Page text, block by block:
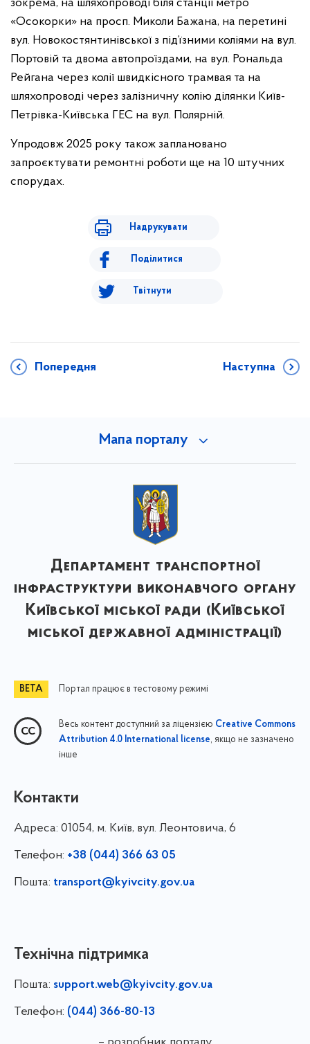
зокрема, на шляхопроводі біля станції метро
«Осокорки» на просп. Миколи Бажана, на перетині
вул. Новокостянтинівської з під’їзними коліями на вул.
Портовій та двома автопроїздами, на вул. Рональда
Рейгана через колії швидкісного трамвая та на
шляхопроводі через залізничну колію ділянки Київ-
Петрівка-Київська ГЕС на вул. Полярній.
Упродовж 2025 року також заплановано
запроєктувати ремонтні роботи ще на 10 штучних
спорудах.
Надрукувати
Поділитися
Твітнути
Попередня Наступна
Мапа порталу
Департамент транспортної
інфраструктури виконавчого органу
Київської міської ради (Київської
міської державної адміністрації)
Портал працює в тестовому режимі
Весь контент доступний за ліцензією Creative Commons
Attribution 4.0 International license, якщо не зазначено
інше
Контакти
Адреса: 01054, м. Київ, вул. Леонтовича, 6
Телефон: +38 (044) 366 63 05
Пошта: transport@kyivcity.gov.ua
Технічна підтримка
Пошта: support.web@kyivcity.gov.ua
Телефон: (044) 366-80-13